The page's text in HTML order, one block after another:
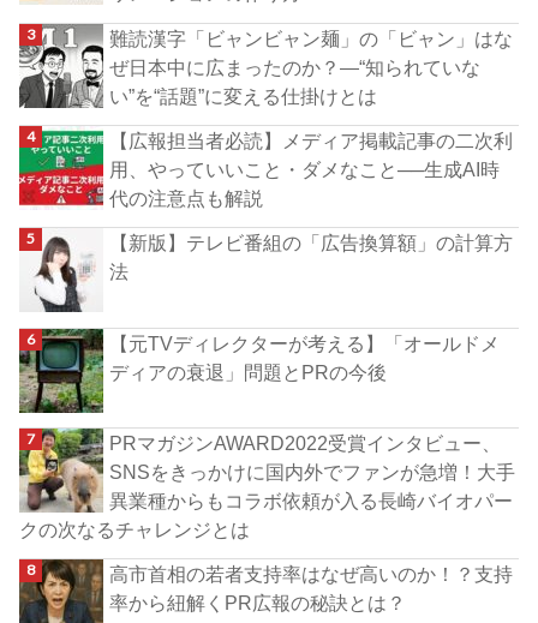
難読漢字「ビャンビャン麺」の「ビャン」はな
ぜ日本中に広まったのか？―“知られていな
い”を“話題”に変える仕掛けとは
【広報担当者必読】メディア掲載記事の二次利
用、やっていいこと・ダメなこと──生成AI時
代の注意点も解説
【新版】テレビ番組の「広告換算額」の計算方
法
【元TVディレクターが考える】「オールドメ
ディアの衰退」問題とPRの今後
PRマガジンAWARD2022受賞インタビュー、
SNSをきっかけに国内外でファンが急増！大手
異業種からもコラボ依頼が入る長崎バイオパー
クの次なるチャレンジとは
高市首相の若者支持率はなぜ高いのか！？支持
率から紐解くPR広報の秘訣とは？